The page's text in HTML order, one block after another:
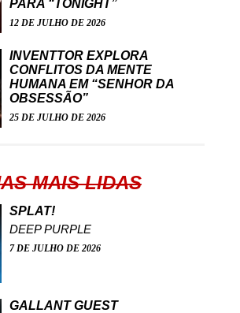
PARA “TONIGHT”
12 DE JULHO DE 2026
INVENTTOR EXPLORA
CONFLITOS DA MENTE
HUMANA EM “SENHOR DA
OBSESSÃO”
25 DE JULHO DE 2026
MAIS LIDAS
SPLAT!
DEEP PURPLE
7 DE JULHO DE 2026
GALLANT GUEST